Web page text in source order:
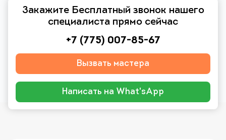
Закажите Бесплатный звонок нашего
специалиста прямо сейчас
+7 (775) 007-85-67
Вызвать мастера
Написать на What'sApp